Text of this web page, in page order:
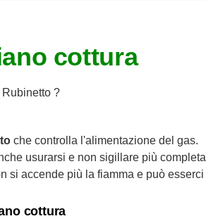
cottura
Rubinetto ?
che controlla l'alimentazione del gas.
usurarsi e non sigillare più
si accende più la fiamma e può
cottura